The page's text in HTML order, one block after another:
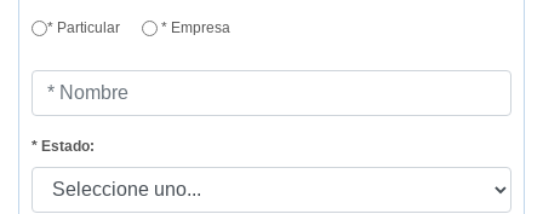
* Particular * Empresa
* Estado: